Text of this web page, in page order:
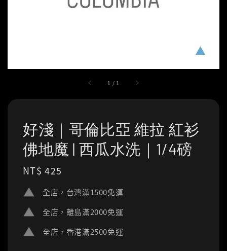
1 / 1
好淺｜哥倫比亞 維拉 紅衫
佛地魔 | 西瓜水洗｜1/4磅
Regular
NT$ 425
全店，台灣滿1500免運
全店，離島滿2000免運
全店，香港滿2500免運